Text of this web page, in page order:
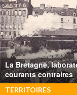
La Bretagne,
courants contraires
TERRITOIRES